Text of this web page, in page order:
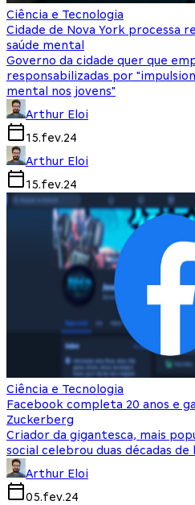
Ciência e Tecnologia
Cidade de Nova York processa
saúde mental
Governo da cidade quer que
responsabilizadas por
mental nos jovens"
Arthur Eloi
15.fev.24
Arthur Eloi
15.fev.24
Ciência e Tecnologia
Facebook completa 20 anos e
Zuckerberg
Criador da gigantesca, mais
social celebrou duas décadas de
Arthur Eloi
05.fev.24